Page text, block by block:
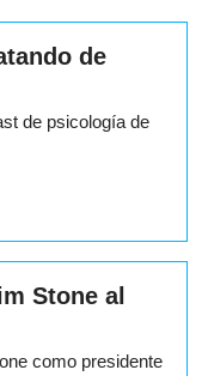
de
de psicología de
Stone al
como presidente